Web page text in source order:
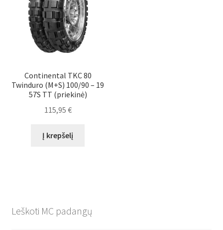
Continental TKC 80
Twinduro (M+S) 100/90 – 19
57S TT (priekinė)
115,95 €
Į krepšelį
Leškoti MC padangų